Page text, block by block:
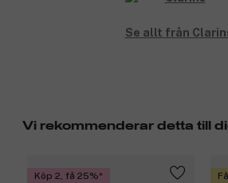
Applicera morgon och kväll på rengjort
Se allt från
Vi rekommenderar detta till
Köp 2, få 25%